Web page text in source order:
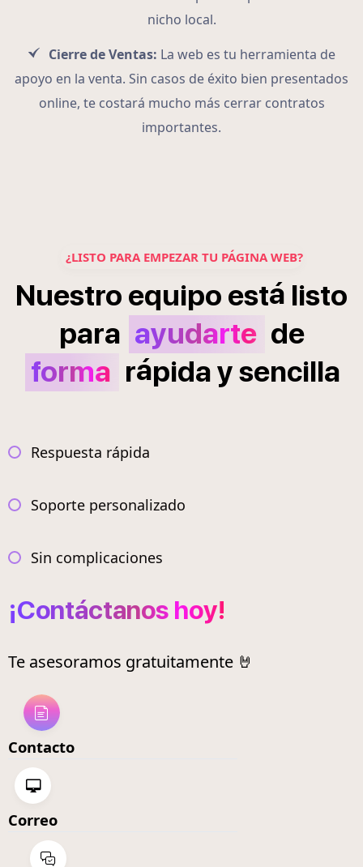
nicho local.
Cierre de Ventas: La web es tu herramienta de
apoyo en la venta. Sin casos de éxito bien presentados
online, te costará mucho más cerrar contratos
importantes.
¿LISTO PARA EMPEZAR TU PÁGINA WEB?
Nuestro equipo está listo
para ayudarte de
forma rápidaysencilla
Respuesta rápida
Soporte personalizado
Sin complicaciones
¡Contáctanos hoy!
Te asesoramos gratuitamente 🤘
Contacto
Correo